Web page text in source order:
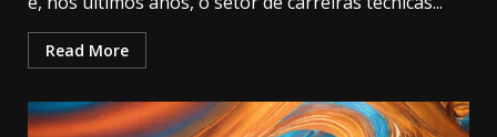
Read More